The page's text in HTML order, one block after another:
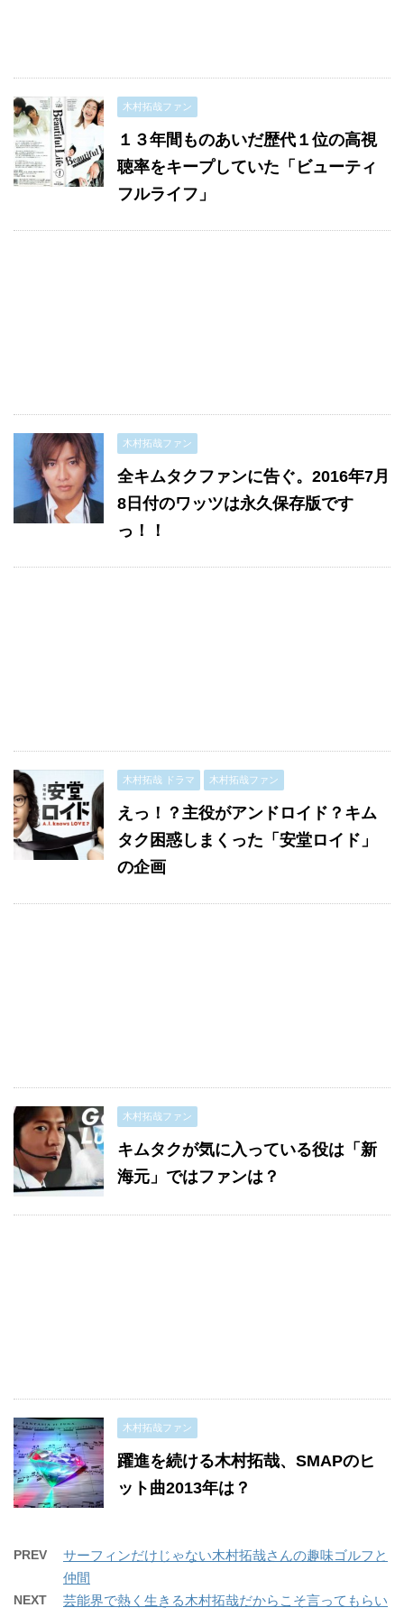
木村拓哉ファン
１３年間ものあいだ歴代１位の高視
聴率をキープしていた「ビューティ
フルライフ」
木村拓哉ファン
全キムタクファンに告ぐ。2016年7月
8日付のワッツは永久保存版です
っ！！
木村拓哉 ドラマ 木村拓哉ファン
えっ！？主役がアンドロイド？キム
タク困惑しまくった「安堂ロイド」
の企画
木村拓哉ファン
キムタクが気に入っている役は「新
海元」ではファンは？
木村拓哉ファン
躍進を続ける木村拓哉、SMAPのヒ
ット曲2013年は？
PREV
サーフィンだけじゃない木村拓哉さんの趣味ゴルフと
仲間
NEXT
芸能界で熱く生きる木村拓哉だからこそ言ってもらい